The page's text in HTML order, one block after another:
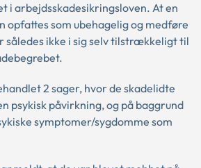
i arbejdsskadesikringsloven. At en
opfattes som ubehagelig og medføre
således ikke i sig selv tilstrækkeligt til
2 sager, hvor de skadelidte
psykisk påvirkning, og på baggrund
symptomer/sygdomme som